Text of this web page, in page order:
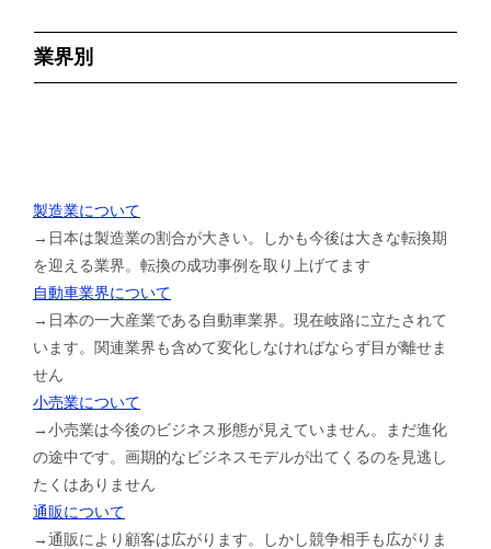
業界別
製造業について
→日本は製造業の割合が大きい。しかも今後は大きな転換期
を迎える業界。転換の成功事例を取り上げてます
自動車業界について
→日本の一大産業である自動車業界。現在岐路に立たされて
います。関連業界も含めて変化しなければならず目が離せま
せん
小売業について
→小売業は今後のビジネス形態が見えていません。まだ進化
の途中です。画期的なビジネスモデルが出てくるのを見逃し
たくはありません
通販について
→通販により顧客は広がります。しかし競争相手も広がりま